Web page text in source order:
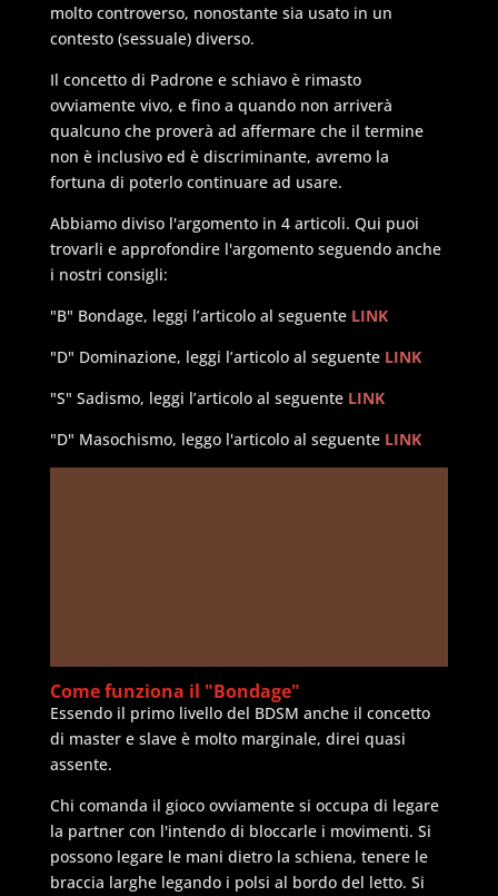
molto controverso, nonostante sia usato in un
contesto (sessuale) diverso.
Il concetto di Padrone e schiavo è rimasto
ovviamente vivo, e fino a quando non arriverà
qualcuno che proverà ad affermare che il termine
non è inclusivo ed è discriminante, avremo la
fortuna di poterlo continuare ad usare.
Abbiamo diviso l'argomento in 4 articoli. Qui puoi
trovarli e approfondire l'argomento seguendo anche
i nostri consigli:
"B" Bondage, leggi l’articolo al seguente LINK
"D" Dominazione, leggi l’articolo al seguente LINK
"S" Sadismo, leggi l’articolo al seguente LINK
"D" Masochismo, leggo l'articolo al seguente LINK
Come funziona il "Bondage"
Essendo il primo livello del BDSM anche il concetto
di master e slave è molto marginale, direi quasi
assente.
Chi comanda il gioco ovviamente si occupa di legare
la partner con l'intendo di bloccarle i movimenti. Si
possono legare le mani dietro la schiena, tenere le
braccia larghe legando i polsi al bordo del letto. Si